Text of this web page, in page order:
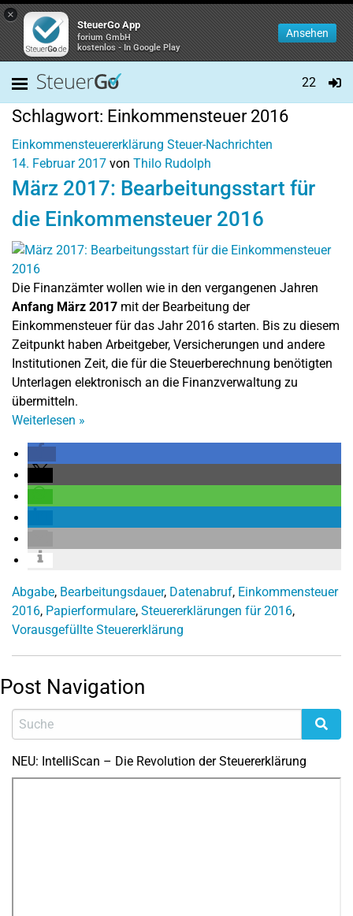
×
SteuerGo App
forium GmbH
kostenlos - In Google Play
Ansehen
22
Schlagwort: Einkommensteuer 2016
Einkommensteuererklärung Steuer-Nachrichten
14. Februar 2017 von Thilo Rudolph
März 2017: Bearbeitungsstart für
die Einkommensteuer 2016
Die Finanzämter wollen wie in den vergangenen Jahren
Anfang März 2017 mit der Bearbeitung der
Einkommensteuer für das Jahr 2016 starten. Bis zu diesem
Zeitpunkt haben Arbeitgeber, Versicherungen und andere
Institutionen Zeit, die für die Steuerberechnung benötigten
Unterlagen elektronisch an die Finanzverwaltung zu
übermitteln.
Weiterlesen »
Abgabe, Bearbeitungsdauer, Datenabruf, Einkommensteuer
2016, Papierformulare, Steuererklärungen für 2016,
Vorausgefüllte Steuererklärung
Post Navigation
NEU: IntelliScan – Die Revolution der Steuererklärung